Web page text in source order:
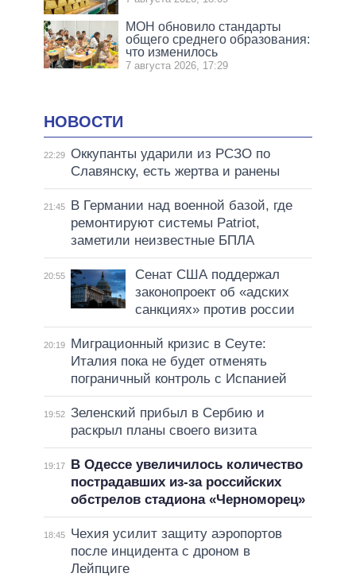
МОН обновило стандарты
общего среднего образования:
что изменилось
7 августа 2026, 17:29
НОВОСТИ
22:29 Оккупанты ударили из РСЗО по
Славянску, есть жертва и ранены
21:45
В Германии над военной базой, где
ремонтируют системы Patriot,
заметили неизвестные БПЛА
20:55
Сенат США поддержал
законопроект об «адских
санкциях» против россии
20:19
Миграционный кризис в Сеуте:
Италия пока не будет отменять
пограничный контроль с Испанией
19:52 Зеленский прибыл в Сербию и
раскрыл планы своего визита
19:17
В Одессе увеличилось количество
пострадавших из-за российских
обстрелов стадиона «Черноморец»
18:45
Чехия усилит защиту аэропортов
после инцидента с дроном в
Лейпциге